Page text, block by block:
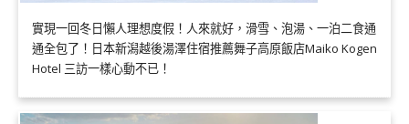
實現一回冬日懶人理想度假！人來就好，滑雪、泡湯、一泊二食通
通全包了！日本新潟越後湯澤住宿推薦舞子高原飯店Maiko Kogen
Hotel 三訪一樣心動不已！